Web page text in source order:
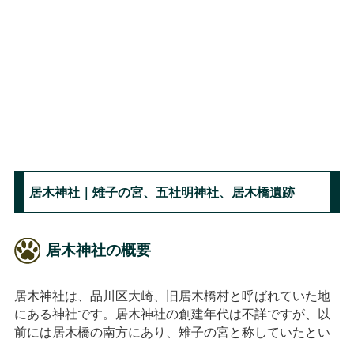
居木神社｜雉子の宮、五社明神社、居木橋遺跡
居木神社の概要
居木神社は、品川区大崎、旧居木橋村と呼ばれていた地
にある神社です。居木神社の創建年代は不詳ですが、以
前には居木橋の南方にあり、雉子の宮と称していたとい